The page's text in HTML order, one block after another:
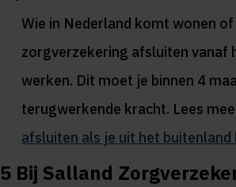
Wie in Nederland komt wonen
zorgverzekering afsluiten vanaf
werken. Dit moet je binnen 4
terugwerkende kracht. Lees
afsluiten als je uit het buitenland
5 Bij Salland